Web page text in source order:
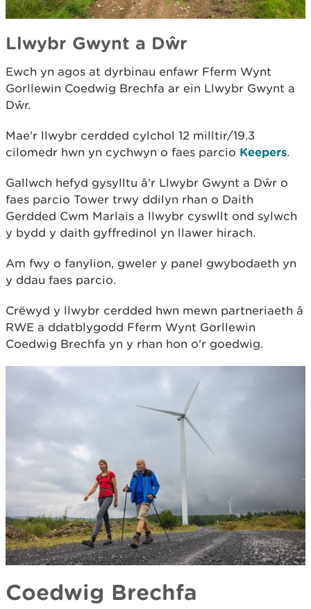
Llwybr Gwynt a Dŵr
Ewch yn agos at dyrbinau enfawr Fferm Wynt
Gorllewin Coedwig Brechfa ar ein Llwybr Gwynt a
Dŵr.
Mae'r llwybr cerdded cylchol 12 milltir/19.3
cilomedr hwn yn cychwyn o faes parcio Keepers.
Gallwch hefyd gysylltu â'r Llwybr Gwynt a Dŵr o
faes parcio Tower trwy ddilyn rhan o Daith
Gerdded Cwm Marlais a llwybr cyswllt ond sylwch
y bydd y daith gyffredinol yn llawer hirach.
Am fwy o fanylion, gweler y panel gwybodaeth yn
y ddau faes parcio.
Crëwyd y llwybr cerdded hwn mewn partneriaeth â
RWE a ddatblygodd Fferm Wynt Gorllewin
Coedwig Brechfa yn y rhan hon o'r goedwig.
Coedwig Brechfa